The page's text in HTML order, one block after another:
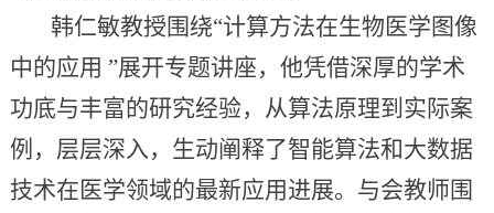
韩仁敏教授围绕“计算方法在生物医学图像
中的应用 ”展开专题讲座，他凭借深厚的学术
功底与丰富的研究经验，从算法原理到实际案
例，层层深入，生动阐释了智能算法和大数据
技术在医学领域的最新应用进展。与会教师围